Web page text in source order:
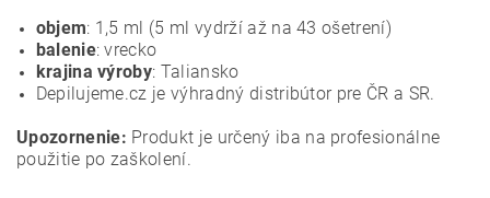
objem: 1,5 ml (5 ml vydrží až na 43 ošetrení)
balenie: vrecko
krajina výroby: Taliansko
Depilujeme.cz je výhradný distribútor pre ČR a SR.
Upozornenie: Produkt je určený iba na profesionálne
použitie po zaškolení.